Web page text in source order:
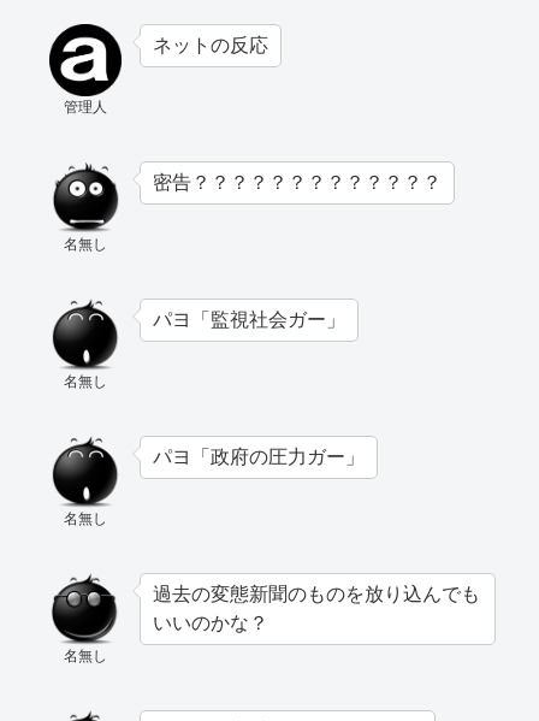
管理人
ネットの反応
名無し
密告？？？？？？？？？？？？？
名無し
パヨ「監視社会ガー」
名無し
パヨ「政府の圧力ガー」
名無し
過去の変態新聞のものを放り込んでも
いいのかな？